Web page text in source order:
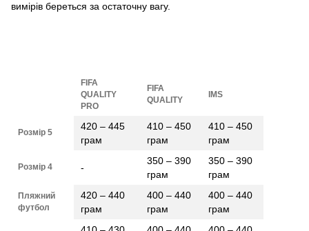
вимірів береться за остаточну вагу.
FIFA
QUALITY
PRO
FIFA
QUALITY
IMS
Розмір 5
420 – 445
грам
410 – 450
грам
410 – 450
грам
Розмір 4 -
350 – 390
грам
350 – 390
грам
Пляжний
футбол
420 – 440
грам
400 – 440
грам
400 – 440
грам